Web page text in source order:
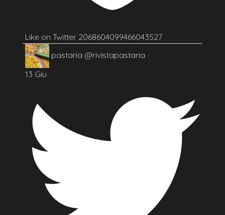
Like on Twitter 2068604099466043527
pastaria @rivistapastaria ·
13 Giu